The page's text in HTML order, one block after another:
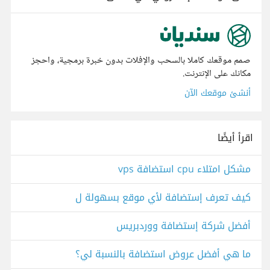
صمم موقعك كاملا بالسحب والإفلات بدون خبرة برمجية، واحجز
مكانك على الإنترنت.
أنشئ موقعك الآن
اقرأ أيضًا
مشكل امتلاء cpu استضافة vps
كيف تعرف إستضافة لأي موقع بسهولة ل
أفضل شركة إستضافة ووردبريس
ما هي أفضل عروض استضافة بالنسبة لي؟